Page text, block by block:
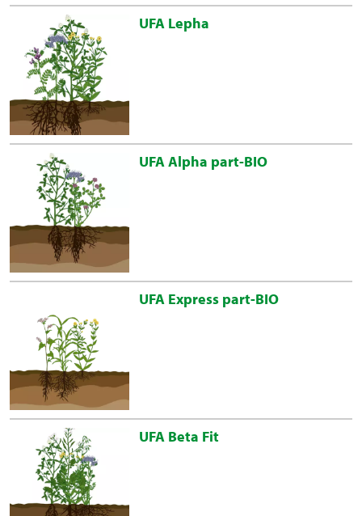
UFA Lepha
UFA Alpha part-BIO
UFA Express part-BIO
UFA Beta Fit